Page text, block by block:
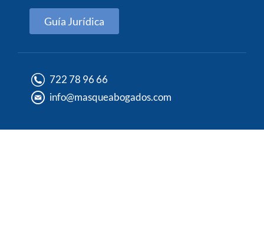
Guía Jurídica
722 78 96 66
info@masqueabogados.com